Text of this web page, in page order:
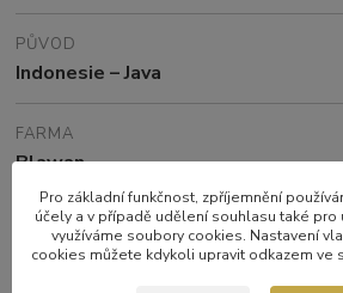
PŮVOD
Indonesie – Java
FARMA
Blawan
ZPRACOVÁNÍ
Washed
Pro základní funkčnost, zpříjemnění
účely a v případě udělení souhlasu také pro
využíváme soubory cookies. Nastavení
cookies můžete kdykoli upravit odkazem ve